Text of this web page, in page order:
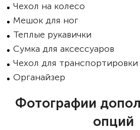
Чехол на колесо
Мешок для ног
Теплые рукавички
Сумка для аксессуаров
Чехол для транспортировки
Органайзер
Фотографии
опций